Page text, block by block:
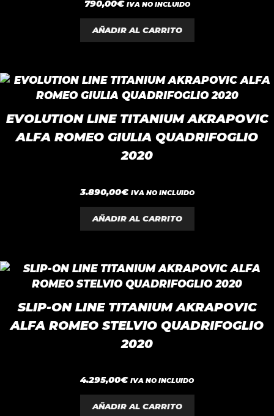
d
e
5
790,00€ IVA NO INCLUIDO
AÑADIR AL CARRITO
EVOLUTION LINE TITANIUM AKRAPOVIC
ALFA ROMEO GIULIA QUADRIFOGLIO
2020
0
d
e
5
3.890,00€ IVA NO INCLUIDO
AÑADIR AL CARRITO
SLIP-ON LINE TITANIUM AKRAPOVIC
ALFA ROMEO STELVIO QUADRIFOGLIO
2020
0
d
e
5
4.295,00€ IVA NO INCLUIDO
AÑADIR AL CARRITO